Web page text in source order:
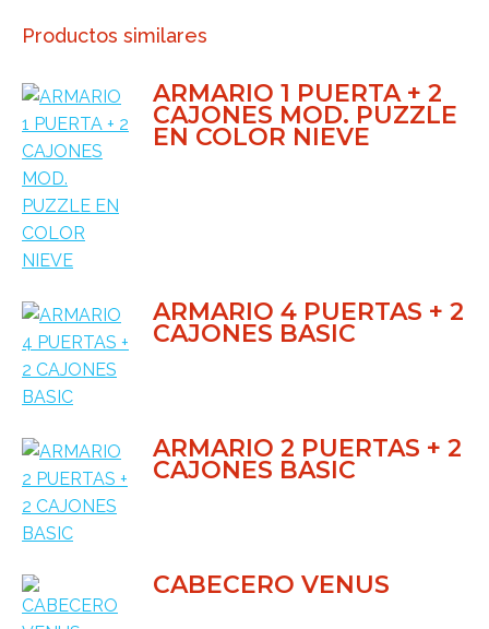
Productos similares
ARMARIO 1 PUERTA + 2
CAJONES MOD. PUZZLE
EN COLOR NIEVE
ARMARIO 4 PUERTAS + 2
CAJONES BASIC
ARMARIO 2 PUERTAS + 2
CAJONES BASIC
CABECERO VENUS